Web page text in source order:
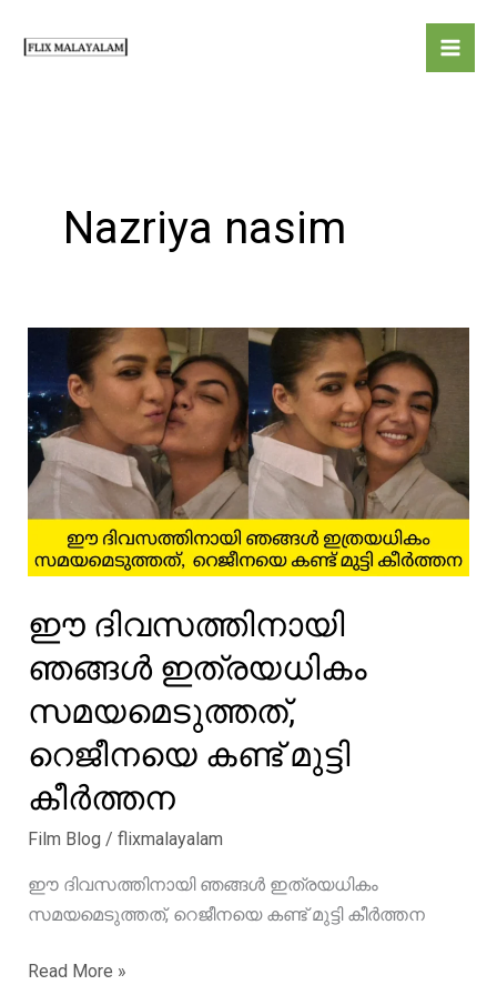
Nazriya nasim
ഈ ദിവസത്തിനായി
ഞങ്ങൾ ഇത്രയധികം
സമയമെടുത്തത്,
റെജീനയെ കണ്ട് മുട്ടി
കീർത്തന
Film Blog / flixmalayalam
ഈ ദിവസത്തിനായി ഞങ്ങൾ ഇത്രയധികം
സമയമെടുത്തത്, റെജീനയെ കണ്ട് മുട്ടി കീർത്തന
ഈ
Read More »